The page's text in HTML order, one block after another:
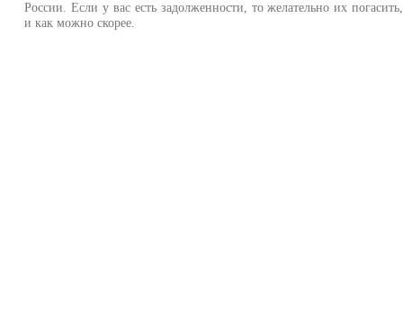
России. Если у вас есть задолженности, то желательно их погасить,
и как можно скорее.